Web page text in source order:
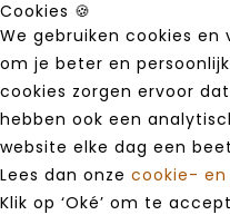
Cookies 🍪
We gebruiken cookies
om je beter en
cookies zorgen ervoor
hebben ook een
website elke dag een
Lees dan onze cookie- en
Klik op ‘Oké’ om te